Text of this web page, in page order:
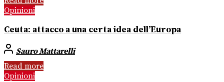
Opinioni
Ceuta: attacco a una certa idea dell’Europa
Sauro Mattarelli
Read more
Opinioni